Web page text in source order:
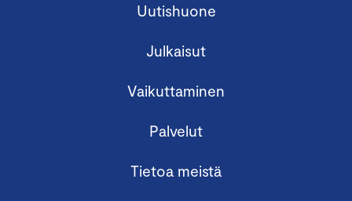
Uutishuone
Julkaisut
Vaikuttaminen
Palvelut
Tietoa meistä